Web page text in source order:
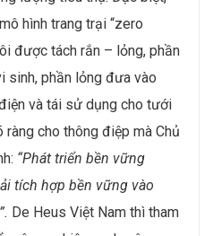
hình trang trại “zero
được tách rắn – lỏng, phần
sinh, phần lỏng đưa vào
và tái sử dụng cho tưới
cho thông điệp mà Chủ
“Phát triển bền vững
tích hợp bền vững vào
De Heus Việt Nam thì tham